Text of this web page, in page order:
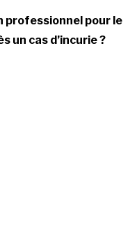
professionnel pour le
un cas d’incurie ?